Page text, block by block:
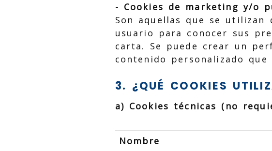
- Cookies de marketing y/o
Son aquellas que se
usuario para conocer sus
carta. Se puede crear un
contenido personalizado
3. ¿QUÉ COOKIES
a) Cookies técnicas (no
Nombre